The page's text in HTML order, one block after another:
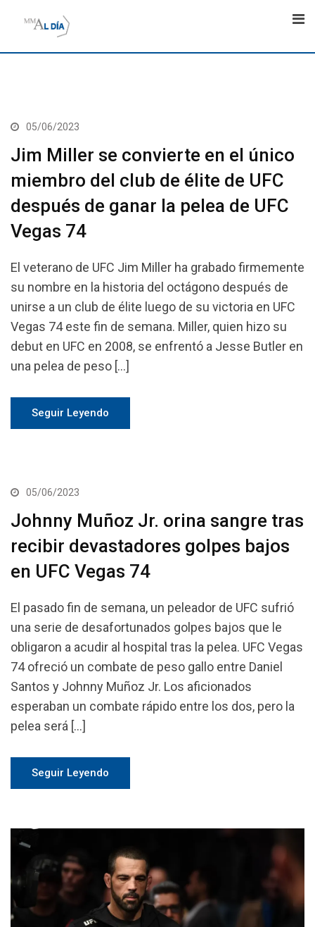
05/06/2023
Jim Miller se convierte en el único
miembro del club de élite de UFC
después de ganar la pelea de UFC
Vegas 74
El veterano de UFC Jim Miller ha grabado firmemente
su nombre en la historia del octágono después de
unirse a un club de élite luego de su victoria en UFC
Vegas 74 este fin de semana. Miller, quien hizo su
debut en UFC en 2008, se enfrentó a Jesse Butler en
una pelea de peso […]
Seguir Leyendo
05/06/2023
Johnny Muñoz Jr. orina sangre tras
recibir devastadores golpes bajos
en UFC Vegas 74
El pasado fin de semana, un peleador de UFC sufrió
una serie de desafortunados golpes bajos que le
obligaron a acudir al hospital tras la pelea. UFC Vegas
74 ofreció un combate de peso gallo entre Daniel
Santos y Johnny Muñoz Jr. Los aficionados
esperaban un combate rápido entre los dos, pero la
pelea será […]
Seguir Leyendo